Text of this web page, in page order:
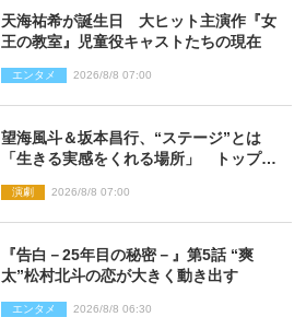
天海祐希が誕生日 大ヒット主演作『女
王の教室』児童役キャストたちの現在
エンタメ 2026/8/8 07:00
望海風斗＆坂本昌行、“ステージ”とは
「生きる実感をくれる場所」 トップを
演劇 2026/8/8 07:00
『告白－25年目の秘密－』第5話 “爽
太”松村北斗の恋が大きく動き出す
エンタメ 2026/8/8 06:30